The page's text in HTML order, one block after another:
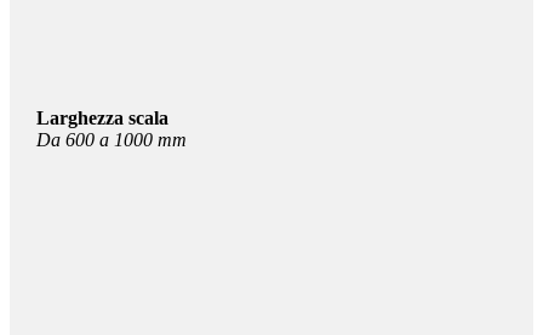
Larghezza scala
Da 600 a 1000 mm